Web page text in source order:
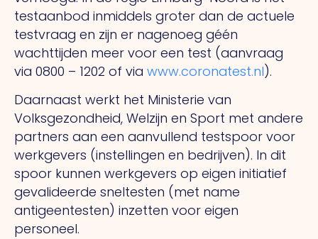
testaanbod inmiddels groter dan de actuele
testvraag en zijn er nagenoeg géén
wachttijden meer voor een test (aanvraag
via 0800 – 1202 of via www.coronatest.nl).
Daarnaast werkt het Ministerie van
Volksgezondheid, Welzijn en Sport met andere
partners aan een aanvullend testspoor voor
werkgevers (instellingen en bedrijven). In dit
spoor kunnen werkgevers op eigen initiatief
gevalideerde sneltesten (met name
antigeentesten) inzetten voor eigen
personeel.